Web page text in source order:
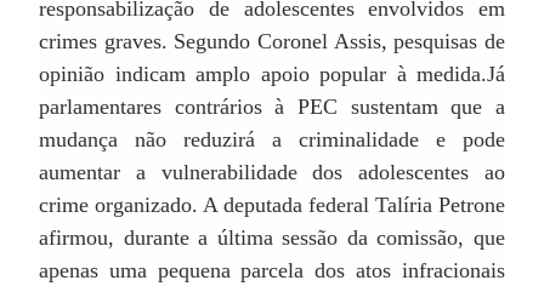
responsabilização de adolescentes envolvidos em
crimes graves. Segundo Coronel Assis, pesquisas de
opinião indicam amplo apoio popular à medida.Já
parlamentares contrários à PEC sustentam que a
mudança não reduzirá a criminalidade e pode
aumentar a vulnerabilidade dos adolescentes ao
crime organizado. A deputada federal Talíria Petrone
afirmou, durante a última sessão da comissão, que
apenas uma pequena parcela dos atos infracionais